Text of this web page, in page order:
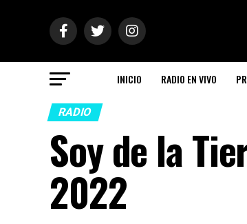
INICIO RADIO EN VIVO
RADIO
Soy de la
2022